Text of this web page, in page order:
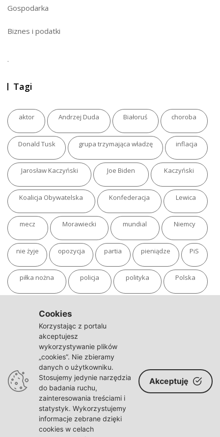
Gospodarka
Biznes i podatki
.
Tagi
aktor Andrzej Duda Białoruś choroba
Donald Tusk grupa trzymająca władzę inflacja
Jarosław Kaczyński Joe Biden Kaczyński
Koalicja Obywatelska Konfederacja Lewica
mecz Morawiecki mundial Niemcy
nie żyje opozycja partia pieniądze PiS
piłka nożna policja polityka Polska
sąd TVN
Warszawa wojna
wybory wypadek Władimir Putin zdrowie
Cookies
Korzystając z portalu
akceptujesz
wykorzystywanie plików
„cookies”. Nie zbieramy
danych o użytkowniku.
Stosujemy jedynie narzędzia
do badania ruchu,
zainteresowania treściami i
statystyk. Wykorzystujemy
informacje zebrane dzięki
cookies w celach
Akceptuję